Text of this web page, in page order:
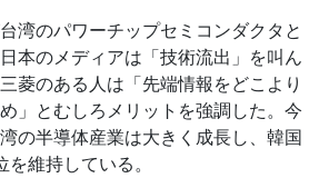
湾のパワーチップセミコンダクタと
本のメディアは「技術流出」を叫ん
菱のある人は「先端情報をどこより
」とむしろメリットを強調した。今
の半導体産業は大きく成長し、韓国
維持している。